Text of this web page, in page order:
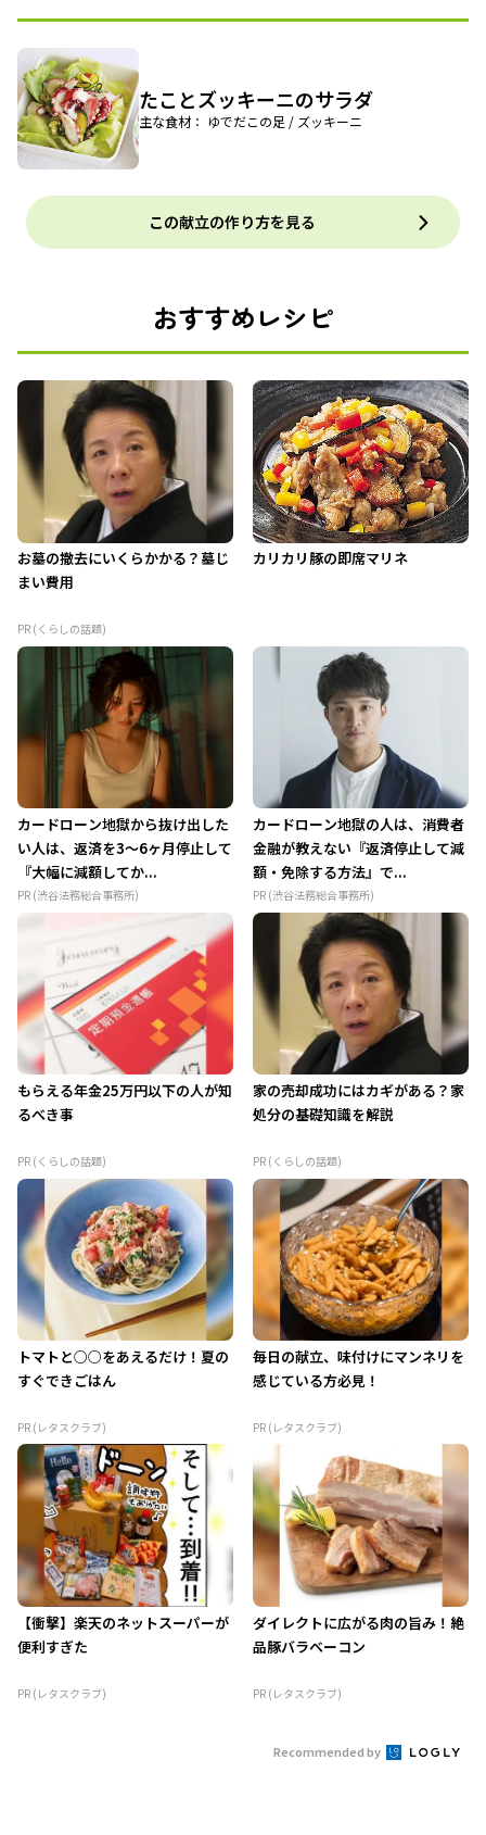
たことズッキーニのサラダ
主な食材： ゆでだこの足 / ズッキーニ
この献立の作り方を見る
おすすめレシピ
お墓の撤去にいくらかかる？墓じ
まい費用
PR (くらしの話題)
カリカリ豚の即席マリネ
カードローン地獄から抜け出した
い人は、返済を3～6ヶ月停止して
『大幅に減額してか...
PR (渋谷法務総合事務所)
カードローン地獄の人は、消費者
金融が教えない『返済停止して減
額・免除する方法』で...
PR (渋谷法務総合事務所)
もらえる年金25万円以下の人が知
るべき事
PR (くらしの話題)
家の売却成功にはカギがある？家
処分の基礎知識を解説
PR (くらしの話題)
トマトと○○をあえるだけ！夏の
すぐできごはん
PR (レタスクラブ)
毎日の献立、味付けにマンネリを
感じている方必見！
PR (レタスクラブ)
【衝撃】楽天のネットスーパーが
便利すぎた
PR (レタスクラブ)
ダイレクトに広がる肉の旨み！絶
品豚バラベーコン
PR (レタスクラブ)
Recommended by